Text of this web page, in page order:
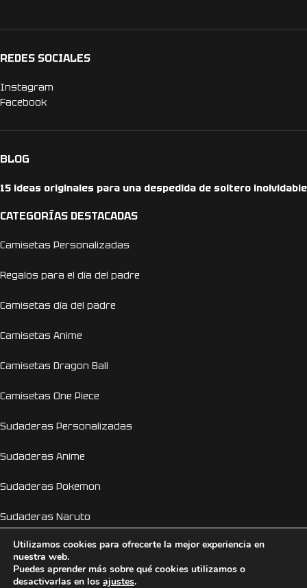
REDES SOCIALES
Instagram
Facebook
BLOG
15 ideas originales para una despedida de soltero inolvidable
CATEGORÍAS DESTACADAS
Camisetas Personalizadas
Regalos para el día del padre
Camisetas día del padre
Camisetas Anime
Camisetas Dragon Ball
Camisetas One Piece
Sudaderas Personalizadas
Sudaderas Anime
Sudaderas Pokemon
Sudaderas Naruto
Personalizador Online
Camisetas despedida de soltera y soltero
Utilizamos cookies para ofrecerte la mejor experiencia en
nuestra web.
Puedes aprender más sobre qué cookies utilizamos o
desactivarlas en los ajustes.